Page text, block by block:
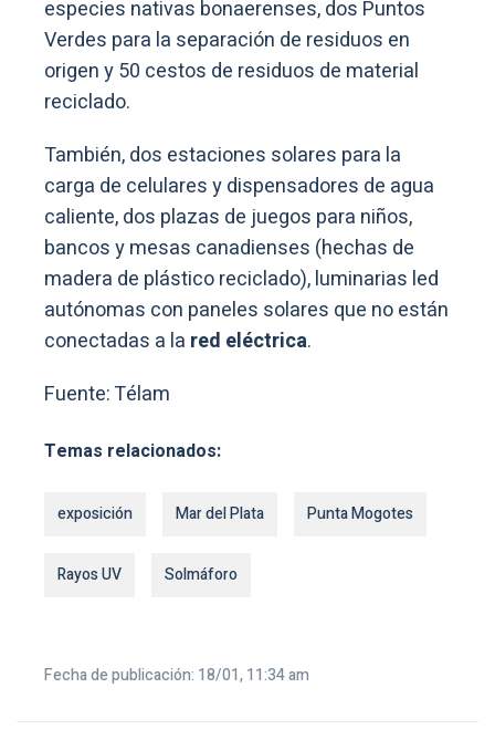
especies nativas bonaerenses, dos Puntos
Verdes para la separación de residuos en
origen y 50 cestos de residuos de material
reciclado.
También, dos estaciones solares para la
carga de celulares y dispensadores de agua
caliente, dos plazas de juegos para niños,
bancos y mesas canadienses (hechas de
madera de plástico reciclado), luminarias led
autónomas con paneles solares que no están
conectadas a la red eléctrica.
Fuente: Télam
Temas relacionados:
exposición Mar del Plata Punta Mogotes
Rayos UV Solmáforo
Fecha de publicación: 18/01, 11:34 am